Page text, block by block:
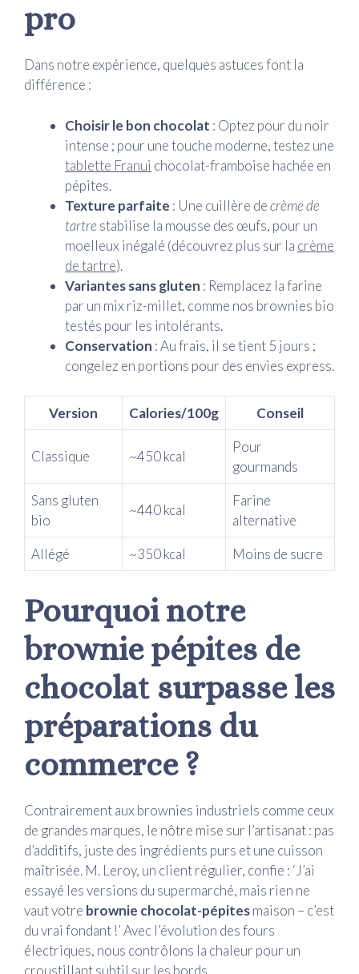
pro
Dans notre expérience, quelques astuces font la
différence :
Choisir le bon chocolat : Optez pour du noir
intense ; pour une touche moderne, testez une
tablette Franui chocolat-framboise hachée en
pépites.
Texture parfaite : Une cuillère decrème de
tartre stabilise la mousse des œufs, pour un
moelleux inégalé (découvrez plus sur la crème
de tartre).
Variantes sans gluten : Remplacez la farine
par un mix riz-millet, comme nos brownies bio
testés pour les intolérants.
Conservation : Au frais, il se tient 5 jours ;
congelez en portions pour des envies express.
Version Calories/100g Conseil
Classique ~450 kcal
Pour
gourmands
Sans gluten
bio
~440 kcal
Farine
alternative
Allégé
~350 kcal Moins de sucre
Pourquoi notre
brownie pépites de
chocolat surpasse les
préparations du
commerce ?
Contrairement aux brownies industriels comme ceux
de grandes marques, le nôtre mise sur l’artisanat : pas
d’additifs, juste des ingrédients purs et une cuisson
maîtrisée. M. Leroy, un client régulier, confie : ‘J’ai
essayé les versions du supermarché, mais rien ne
vaut votre brownie chocolat-pépitesmaison – c’est
du vrai fondant !’ Avec l’évolution des fours
électriques, nous contrôlons la chaleur pour un
croustillant subtil sur les bords.